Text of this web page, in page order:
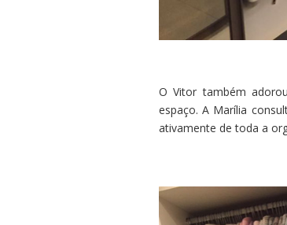
O Vitor também
espaço. A Marília
ativamente de toda a